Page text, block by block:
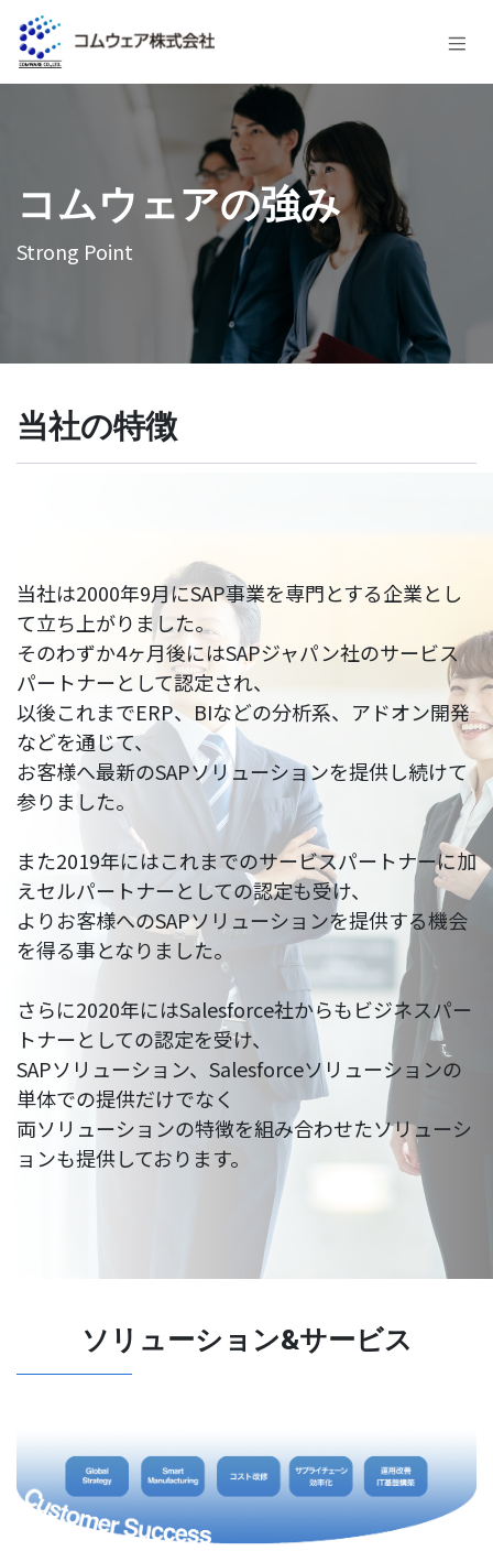
コンテンツへスキップ
コムウェアの強み
Strong Point
当社の特徴
当社は2000年9月にSAP事業を専門とする企業とし
て立ち上がりました。
そのわずか4ヶ月後にはSAPジャパン社のサービス
パートナーとして認定され、
以後これまでERP、BIなどの分析系、アドオン開発
などを通じて、
お客様へ最新のSAPソリューションを提供し続けて
参りました。
また2019年にはこれまでのサービスパートナーに加
えセルパートナーとしての認定も受け、
よりお客様へのSAPソリューションを提供する機会
を得る事となりました。
さらに2020年にはSalesforce社からもビジネスパー
トナーとしての認定を受け、
SAPソリューション、Salesforceソリューションの
単体での提供だけでなく
両ソリューションの特徴を組み合わせたソリューシ
ョンも提供しております。
ソリューション&サービス